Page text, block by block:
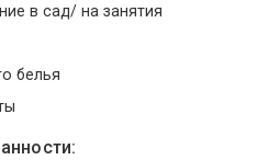
в сад/ на занятия
белья